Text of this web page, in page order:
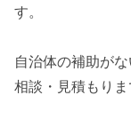
す。
自治体の補助が
相談・見積もりま